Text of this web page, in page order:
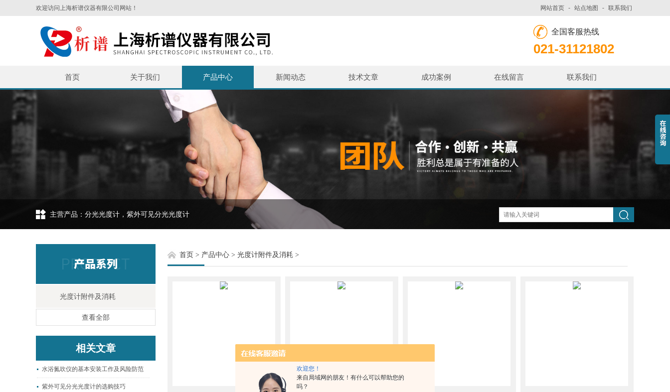
欢迎您！
来自局域网的朋友！有什么可以帮助您的
吗？
欢迎访问上海析谱仪器有限公司网站！ 网站首页 - 站点地图 - 联系我们
全国客服热线
021-31121802
首页 关于我们 产品中心 新闻动态 技术文章 成功案例 在线留言 联系我们
主营产品：分光光度计，紫外可见分光光度计
光度计附件及消耗
查看全部
相关文章
水浴氮吹仪的基本安装工作及风险防范
紫外可见分光光度计的选购技巧
首页 > 产品中心 > 光度计附件及消耗 >